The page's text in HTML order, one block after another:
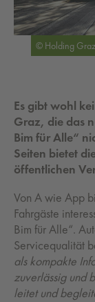
© Holding
Es gibt wohl
Graz, die das
Bim für Alle“
Seiten bietet
öffentlichen
Von A wie App
Fahrgäste
Bim für Alle“.
Servicequalität
als kompakte
zuverlässig und
leitet und